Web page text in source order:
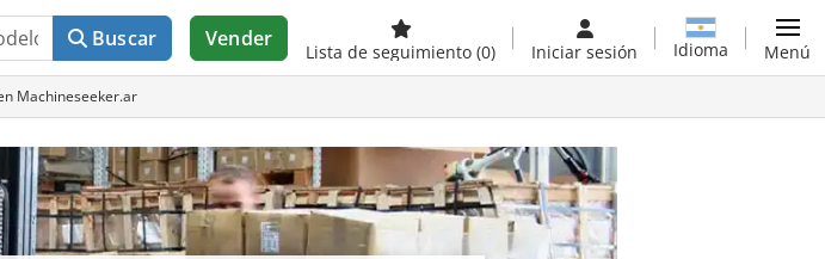
Buscar Vender
Lista de seguimiento (0) Iniciar sesión Idioma Menú
Machineseeker.ar